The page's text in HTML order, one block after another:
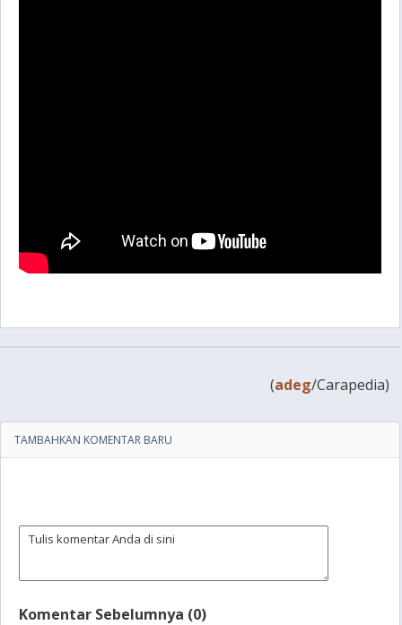
(adeg/Carapedia)
TAMBAHKAN KOMENTAR BARU
Komentar Sebelumnya (0)